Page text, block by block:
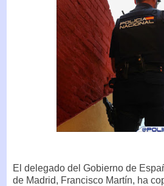
El delegado del Gobierno de
de Madrid, Francisco Martín, ha